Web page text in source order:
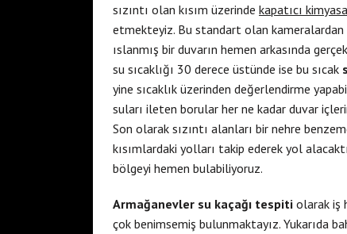
sızıntı olan kısım üzerinde kapatıcı
etmekteyiz. Bu standart olan kameralardan
ıslanmış bir duvarın hemen arkasında
su sıcaklığı 30 derece üstünde ise bu sıcak
yine sıcaklık üzerinden değerlendirme
suları ileten borular her ne kadar duvar
Son olarak sızıntı alanları bir nehre
kısımlardaki yolları takip ederek yol
bölgeyi hemen bulabiliyoruz.
Armağanevler su kaçağı tespiti olarak iş
çok benimsemiş bulunmaktayız. Yukarıda